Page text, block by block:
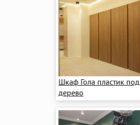
Шкаф Гола пластик под
дерево